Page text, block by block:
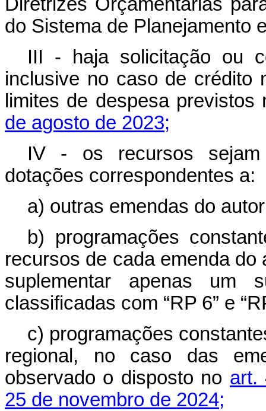
do Sistema de Planejamento
III - haja solicitação ou
inclusive no caso de crédito
limites de despesa
de agosto de 2023;
IV - os recursos sejam
dotações correspondentes a:
a) outras emendas do
b) programações
recursos de cada emenda
suplementar apenas um
classificadas com “RP 6” e
c) programações
regional, no caso das
observado o disposto no art.
25 de novembro de 2024;